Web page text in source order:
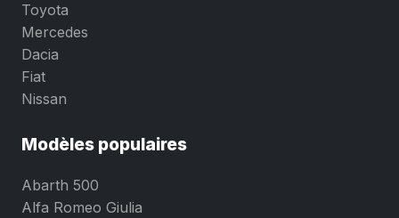
Toyota
Mercedes
Dacia
Fiat
Nissan
Modèles populaires
Abarth 500
Alfa Romeo Giulia